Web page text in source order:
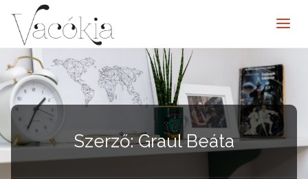
Szerző:Graul Beáta